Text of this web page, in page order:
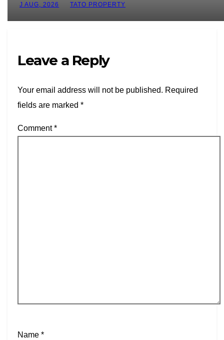
J AUG, 2026 TATO PROPERTY
Leave a Reply
Your email address will not be published. Required
fields are marked *
Comment*
Name *